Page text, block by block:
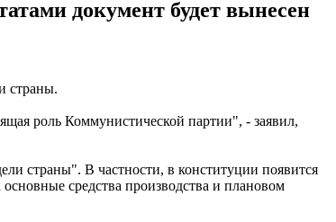
документ будет вынесен
страны.
роль Коммунистической партии", - заявил,
страны". В частности, в конституции появится
средства производства и плановом